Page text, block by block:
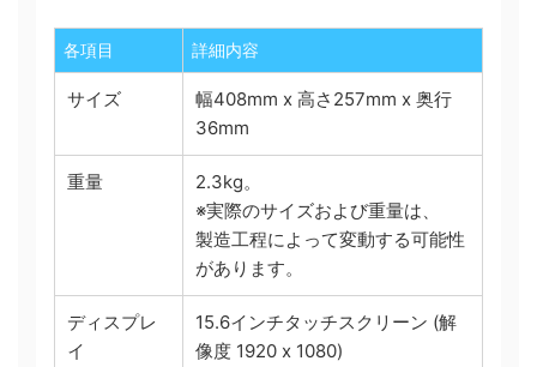
各項目 詳細内容
サイズ
幅408mm x 高さ257mm x 奥行
36mm
重量
2.3kg。
※実際のサイズおよび重量は、
製造工程によって変動する可能性
があります。
ディスプレ
イ
15.6インチタッチスクリーン (解
像度 1920 x 1080)